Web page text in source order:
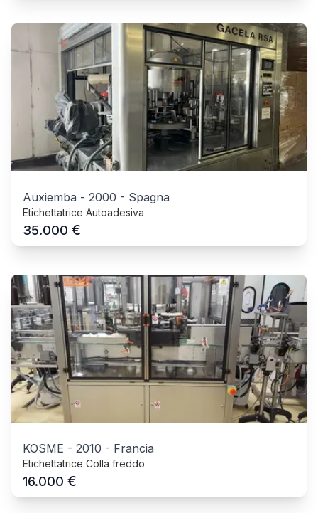
Auxiemba - 2000 - Spagna
Etichettatrice Autoadesiva
35.000 €
KOSME - 2010 - Francia
Etichettatrice Colla freddo
16.000 €